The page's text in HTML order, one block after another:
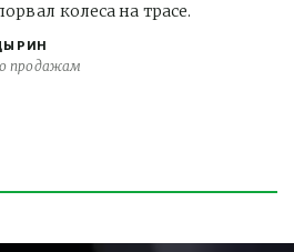
продажам
колеса на трасе.